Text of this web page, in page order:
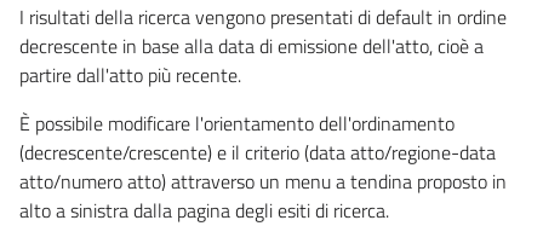
I risultati della ricerca vengono presentati di default in ordine
decrescente in base alla data di emissione dell'atto, cioè a
partire dall'atto più recente.
È possibile modificare l'orientamento dell'ordinamento
(decrescente/crescente) e il criterio (data atto/regione-data
atto/numero atto) attraverso un menu a tendina proposto in
alto a sinistra dalla pagina degli esiti di ricerca.